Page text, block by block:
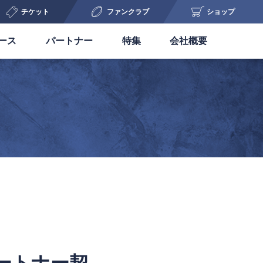
チケット ファンクラブ ショップ
ス パートナー 特集 会社概要